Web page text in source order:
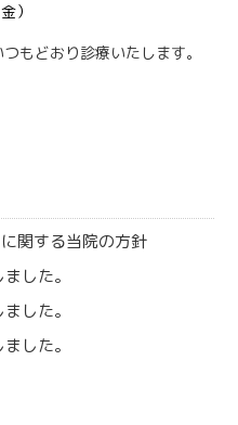
）
もどおり診療いたします。
関する当院の方針
した。
した。
した。